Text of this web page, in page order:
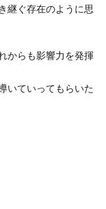
継ぐ存在のように思
からも影響力を発揮
いていってもらいた